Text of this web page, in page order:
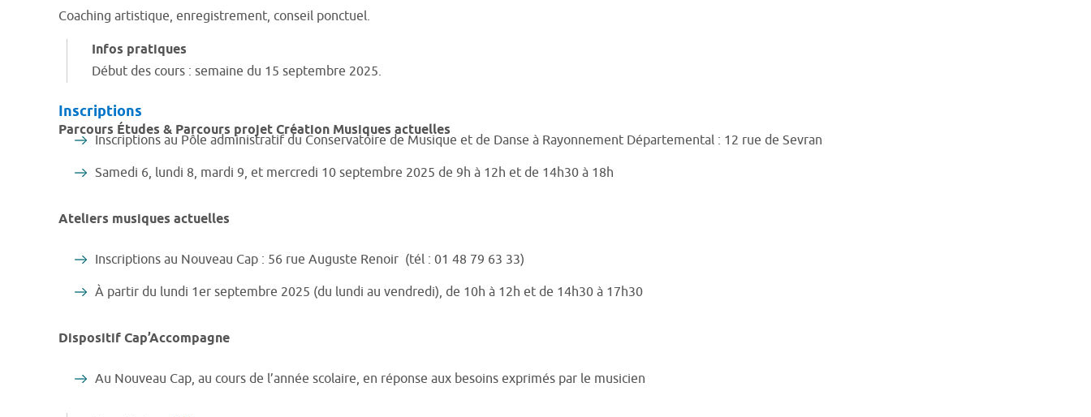
Coaching artistique, enregistrement, conseil ponctuel.
Infos pratiques
Début des cours : semaine du 15 septembre 2025.
Inscriptions
Parcours Études & Parcours projet Création Musiques actuelles
Inscriptions au Pôle administratif du Conservatoire de Musique et de Danse à Rayonnement Départemental : 12 rue de Sevran
Samedi 6, lundi 8, mardi 9, et mercredi 10 septembre 2025 de 9h à 12h et de 14h30 à 18h
Ateliers musiques actuelles
Inscriptions au Nouveau Cap : 56 rue Auguste Renoir (tél : 01 48 79 63 33)
À partir du lundi 1er septembre 2025 (du lundi au vendredi), de 10h à 12h et de 14h30 à 17h30
Dispositif Cap’Accompagne
Au Nouveau Cap, au cours de l’année scolaire, en réponse aux besoins exprimés par le musicien